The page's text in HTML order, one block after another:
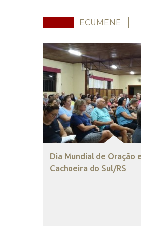
ECUMENE
Dia Mundial de Oração
Cachoeira do Sul/RS